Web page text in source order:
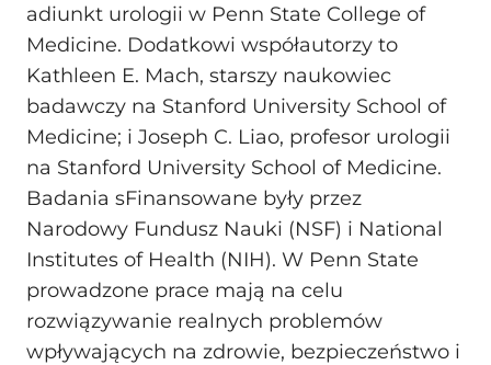
adiunkt urologii w Penn State College of
Medicine. Dodatkowi współautorzy to
Kathleen E. Mach, starszy naukowiec
badawczy na Stanford University School of
Medicine; i Joseph C. Liao, profesor urologii
na Stanford University School of Medicine.
Badania sFinansowane były przez
Narodowy Fundusz Nauki (NSF) i National
Institutes of Health (NIH). W Penn State
prowadzone prace mają na celu
rozwiązywanie realnych problemów
wpływających na zdrowie, bezpieczeństwo i